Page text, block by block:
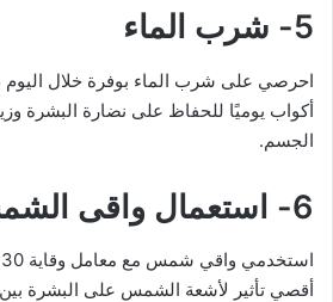
5- شرب الماء
أكواب يوميًا للحفاظ على نضارة البشرة
الجسم.
6- استعمال واقى الشمس